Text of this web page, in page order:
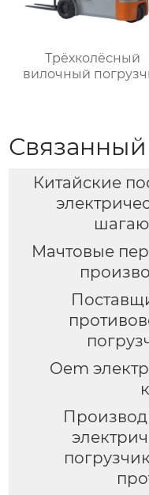
Трёхколёсный
вилочный
Связанный
Китайские
Мачтовые
Oem